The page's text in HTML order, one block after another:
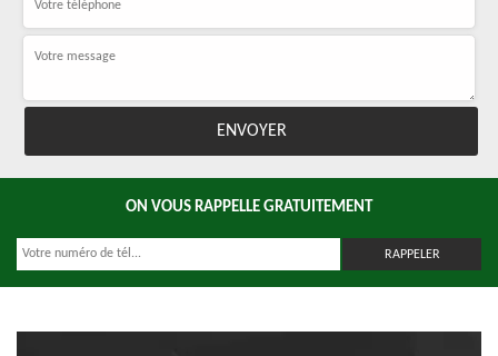
ON VOUS RAPPELLE GRATUITEMENT